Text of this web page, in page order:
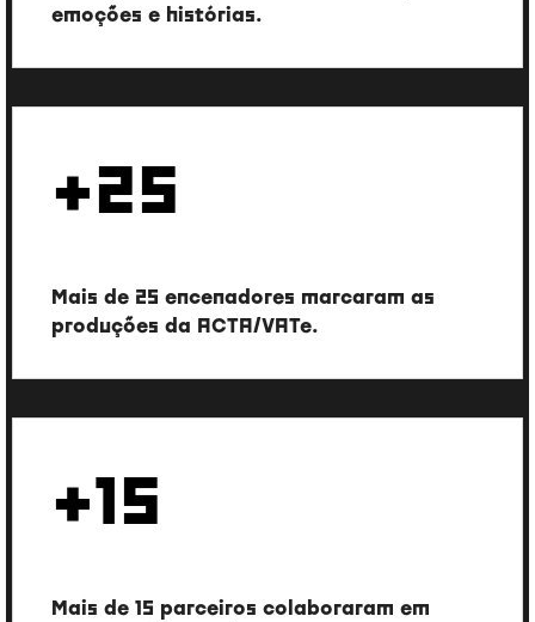
emoções e histórias.
+25
Mais de 25 encenadores marcaram as
produções da ACTA/VATe.
+15
Mais de 15 parceiros colaboraram em